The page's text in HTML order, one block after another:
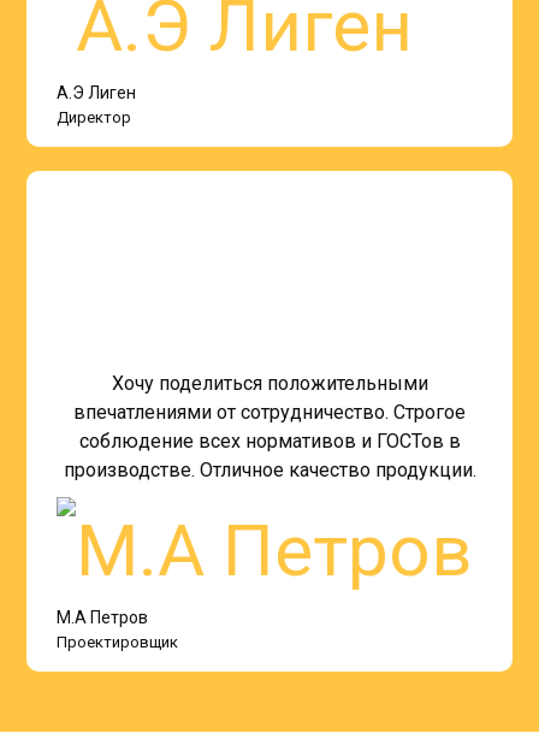
А.Э Лиген
Директор
Хочу поделиться положительными
впечатлениями от сотрудничество. Строгое
соблюдение всех нормативов и ГОСТов в
производстве. Отличное качество продукции.
М.А Петров
Проектировщик